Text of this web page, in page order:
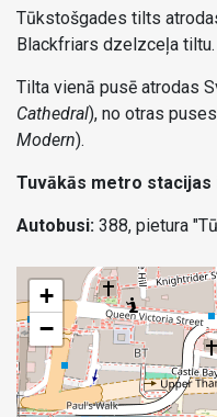
Tūkstošgades tilts
Blackfriars dzelzceļa tiltu.
Tilta vienā pusē atrodas
Cathedral), no otras
Modern).
Tuvākās metro stacijas
Autobusi: 388, pietura
+
−